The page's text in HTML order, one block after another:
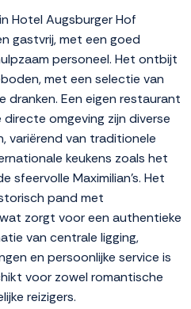
Hotel Augsburger Hof
gastvrij, met een goed
personeel. Het ontbijt
met een selectie van
dranken. Een eigen restaurant
omgeving zijn diverse
variërend van traditionele
keukens zoals het
sfeervolle Maximilian's. Het
pand met
zorgt voor een authentieke
van centrale ligging,
en persoonlijke service is
voor zowel romantische
reizigers.